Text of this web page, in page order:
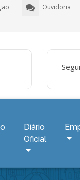
Ouvidoria
Diário
Oficial